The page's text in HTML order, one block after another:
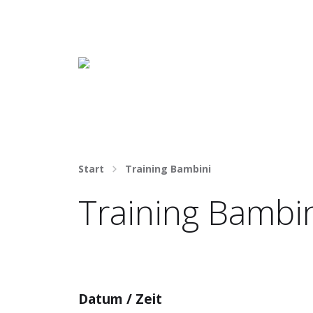
Häng nicht rum. Mach was draus!
Start Training Bambini
Training
Datum / Zeit